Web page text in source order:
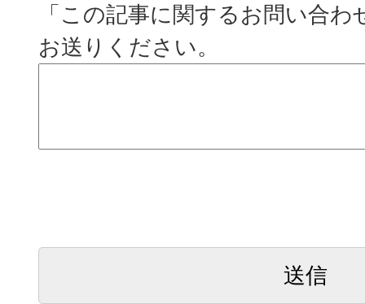
「この記事に関するお問い合
お送りください。